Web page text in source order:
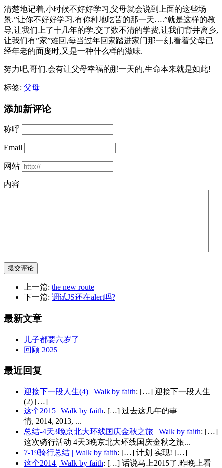
清楚地记着,小时候不好好学习,父母就会说到上面的这些场
景.”让你不好好学习,有你种地吃苦的那一天….”就是这样的教
导,让我们上了十几年的学,交了数不清的学费,让我们背井离乡,
让我们有”家”难回,每当过年回家踏进家门那一刻,看着父母已
经年老的面庞时,又是一种什么样的滋味.
努力吧,哥们.会有让父母幸福的那一天的,生命本来就是如此!
标签: 父母
添加新评论
称呼
Email
网站
内容
提交评论
上一篇: the new route
下一篇: 调试JS还在alert吗?
最新文章
儿子都要六岁了
回顾 2025
最近回复
迎接下一段人生(4) | Walk by faith: […] 迎接下一段人生
(2) […]
这个2015 | Walk by faith: […] 过去这几年的事
情, 2014, 2013, ...
总结-4天3晚京北大环线国庆金秋之旅 | Walk by faith: […]
这次骑行活动 4天3晚京北大环线国庆金秋之旅...
7-19骑行总结 | Walk by faith: […] 计划 实现! […]
这个2014 | Walk by faith: […] 话说马上2015了.昨晚上看